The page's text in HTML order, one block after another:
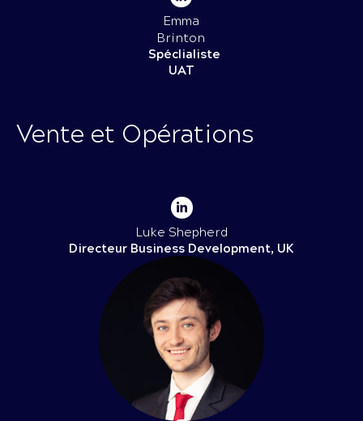
Emma
Brinton
Spéclialiste
UAT
Vente et Opérations
Luke Shepherd
Directeur Business Development, UK